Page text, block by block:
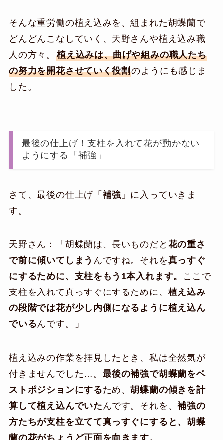
そんな重労働の植え込みを、組まれた胡蝶蘭で
どんどんこなしていく、天野さんや植え込み職
人の方々。 植え込みは、曲げや組みの職人たち
の努力を開花させていく役割のようにも感じま
した。
最後の仕上げ！支柱を入れて花が動かない
ようにする「補強」
さて、最後の仕上げ「 補強 」に入っていきま
す。
天野さん：「胡蝶蘭は、長いものだと 花の重さ
で前に傾いてしまう んですね。それを真っすぐ
にするために、支柱をもう1本入れます。 ここで
支柱を入れて真っすぐにするために、 植え込み
の段階では花が少し内側になるように植え込ん
でいるんです。」
植え込みの作業を拝見したとき、私は全然気が
付きませんでした…。 最後の補強で胡蝶蘭をベ
ストポジションにするため、胡蝶蘭の傾きを計
算して植え込んでいた んです。それを、補強の
方たちが支柱を立てて真っすぐにすると、胡蝶
蘭の花がちょうど正面を向きます。